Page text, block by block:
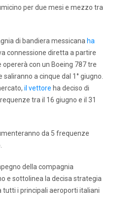
per due mesi e mezzo tra
di bandiera messicana ha
connessione diretta a partire
con un Boeing 787 tre
a cinque dal 1° giugno.
il vettore ha deciso di
tra il 16 giugno e il 31
da 5 frequenze
della compagnia
e sottolinea la decisa strategia
i principali aeroporti italiani